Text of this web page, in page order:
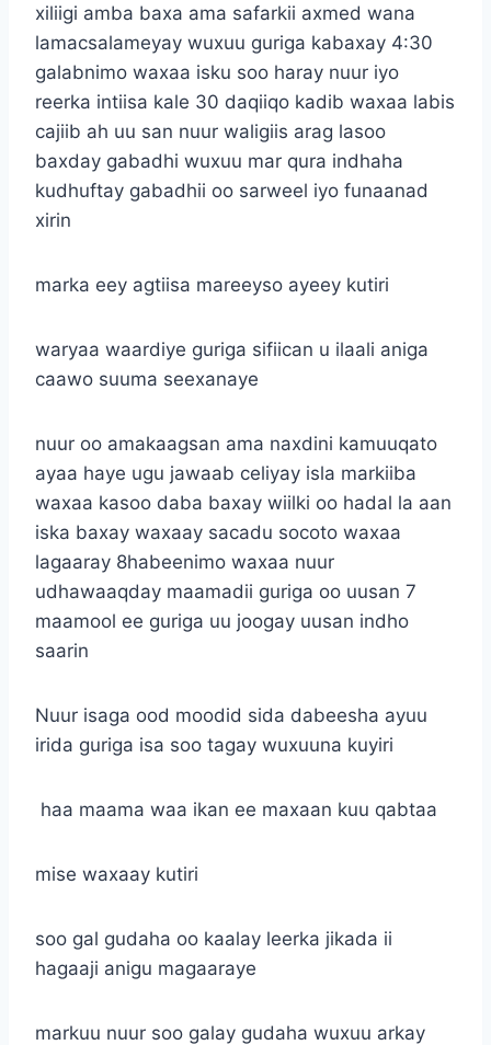
xiliigi amba baxa ama safarkii axmed wana
lamacsalameyay wuxuu guriga kabaxay 4:30
galabnimo waxaa isku soo haray nuur iyo
reerka intiisa kale 30 daqiiqo kadib waxaa labis
cajiib ah uu san nuur waligiis arag lasoo
baxday gabadhi wuxuu mar qura indhaha
kudhuftay gabadhii oo sarweel iyo funaanad
xirin
marka eey agtiisa mareeyso ayeey kutiri
waryaa waardiye guriga sifiican u ilaali aniga
caawo suuma seexanaye
nuur oo amakaagsan ama naxdini kamuuqato
ayaa haye ugu jawaab celiyay isla markiiba
waxaa kasoo daba baxay wiilki oo hadal la aan
iska baxay waxaay sacadu socoto waxaa
lagaaray 8habeenimo waxaa nuur
udhawaaqday maamadii guriga oo uusan 7
maamool ee guriga uu joogay uusan indho
saarin
Nuur isaga ood moodid sida dabeesha ayuu
irida guriga isa soo tagay wuxuuna kuyiri
haa maama waa ikan ee maxaan kuu qabtaa
mise waxaay kutiri
soo gal gudaha oo kaalay leerka jikada ii
hagaaji anigu magaaraye
markuu nuur soo galay gudaha wuxuu arkay